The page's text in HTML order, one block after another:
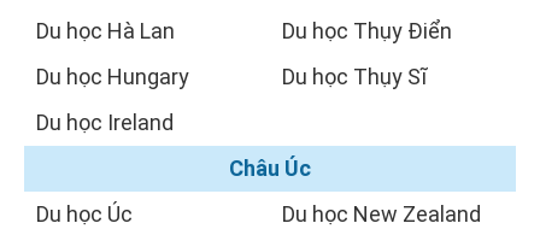
Du học Hà Lan
Du học Hungary
Du học Ireland
Du học Thụy Điển
Du học Thụy Sĩ
Châu Úc
Du học Úc
Du học New Zealand